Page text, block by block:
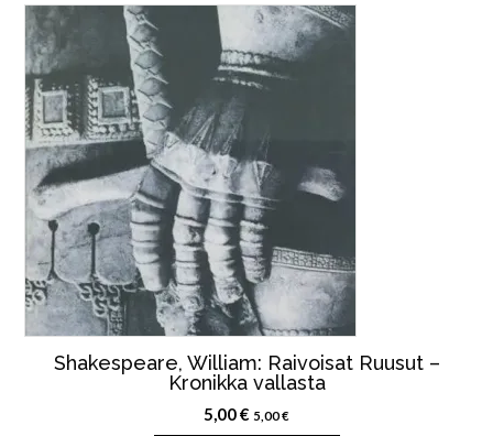
Shakespeare, William: Raivoisat Ruusut –
Kronikka vallasta
5,00€ 5,00€